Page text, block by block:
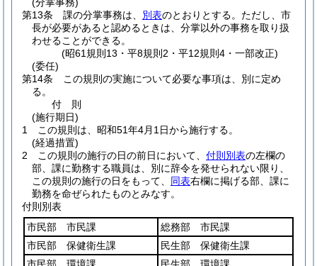
第13条
課の分掌事務は、 別表のとおりとする。 ただし、市
長が必要があると認めるときは、分掌以外の事務を取り扱
わせることができる。
(昭61規則13・平8規則2・平12規則4・一部改正)
(委任)
第14条
この規則の実施について必要な事項は、別に定め
る。
付 則
(施行期日)
1
この規則は、昭和51年4月1日から施行する。
(経過措置)
2
この規則の施行の日の前日において、 付則別表の左欄の
部、課に勤務する職員は、別に辞令を発せられない限り、
この規則の施行の日をもって、 同表右欄に掲げる部、課に
勤務を命ぜられたものとみなす。
付則別表
市民部 市民課
総務部 市民課
市民部 保健衛生課
民生部 保健衛生課